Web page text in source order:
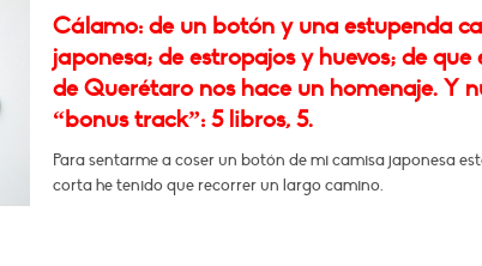
Cálamo: de un botón y una estupenda
japonesa; de estropajos y huevos; de que
de Querétaro nos hace un homenaje. Y
“bonus track”: 5 libros, 5.
Para sentarme a coser un botón de mi camisa japonesa
corta he tenido que recorrer un largo camino.